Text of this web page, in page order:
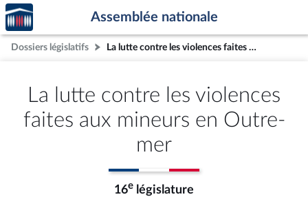
Aller au contenu
Aller en bas de la page
Accèder
à la
page
d'accueil
Assemblée nationale
Dossiers législatifs La lutte contre les violences faites aux mineurs en Outre-mer
La lutte contre les violences
faites aux mineurs en Outre-
mer
16e législature